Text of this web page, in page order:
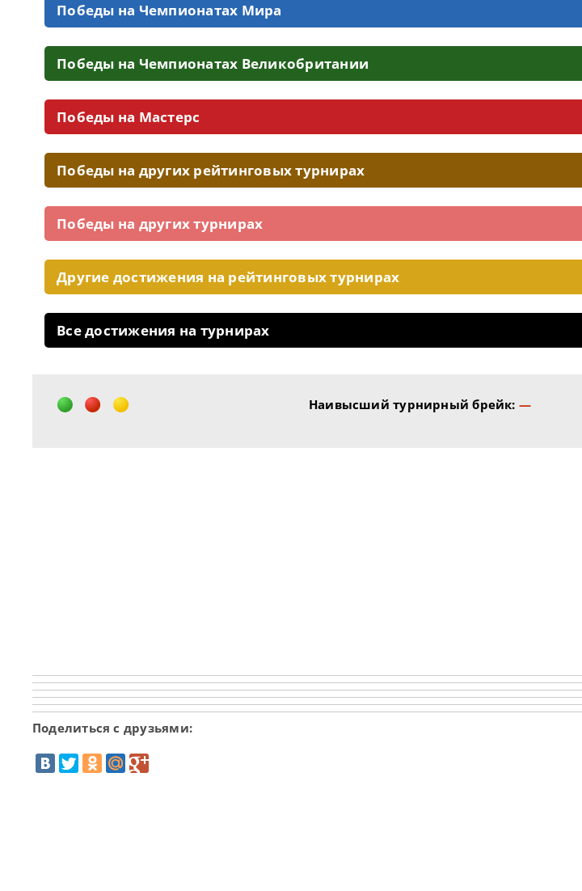
Победы на Чемпионатах Мира
Победы на Чемпионатах Великобритании
Победы на Мастерс
Победы на других рейтинговых турнирах
Победы на других турнирах
Другие достижения на рейтинговых турнирах
Все достижения на турнирах
Наивысший турнирный брейк: —
Поделиться с друзьями: